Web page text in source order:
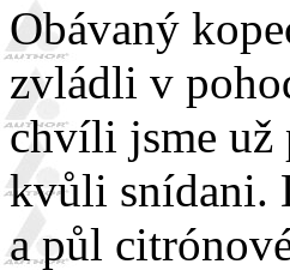
Obávaný
zvládli v
chvíli jsme už
kvůli snídani.
a půl